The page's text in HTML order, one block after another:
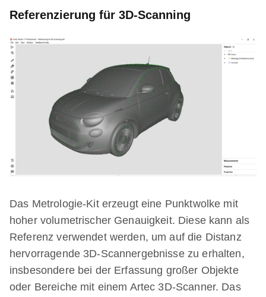
Referenzierung für 3D-Scanning
Das Metrologie-Kit erzeugt eine Punktwolke mit
hoher volumetrischer Genauigkeit. Diese kann als
Referenz verwendet werden, um auf die Distanz
hervorragende 3D-Scannergebnisse zu erhalten,
insbesondere bei der Erfassung großer Objekte
oder Bereiche mit einem Artec 3D-Scanner. Das